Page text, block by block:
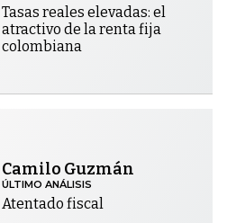
Tasas reales elevadas: el
atractivo de la renta fija
colombiana
Camilo Guzmán
ÚLTIMO ANÁLISIS
Atentado fiscal